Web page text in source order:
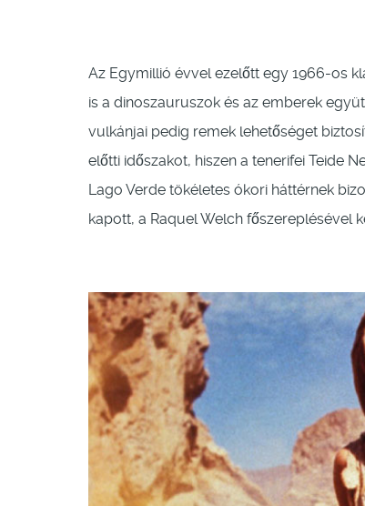
Az Egymillió évvel ezelőtt egy 1966-os
is a dinoszauruszok és az emberek
vulkánjai pedig remek lehetőséget
előtti időszakot, hiszen a tenerifei Teide
Lago Verde tökéletes ókori háttérnek
kapott, a Raquel Welch főszereplésével